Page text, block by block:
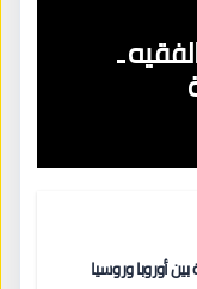
ـ
أوروبا وروسيا